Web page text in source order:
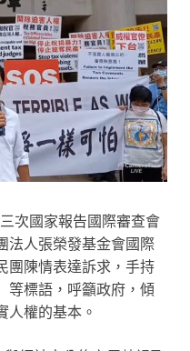
次國家報告國際審查會
法人張榮發基金會國際
團陳情表達訴求，手持
等標語，呼籲政府，傾
人權的基本。